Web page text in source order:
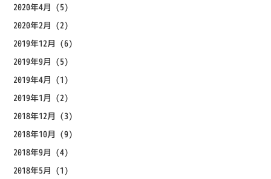
2020年4月 (5)
2020年2月 (2)
2019年12月 (6)
2019年9月 (5)
2019年4月 (1)
2019年1月 (2)
2018年12月 (3)
2018年10月 (9)
2018年9月 (4)
2018年5月 (1)